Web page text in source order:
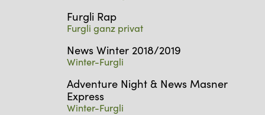
Furgli Rap
Furgli ganz privat
News Winter 2018/2019
Winter-Furgli
Adventure Night & News Masner
Express
Winter-Furgli